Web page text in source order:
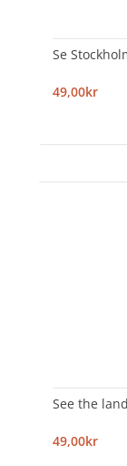
Se
49,00kr
See the
49,00kr